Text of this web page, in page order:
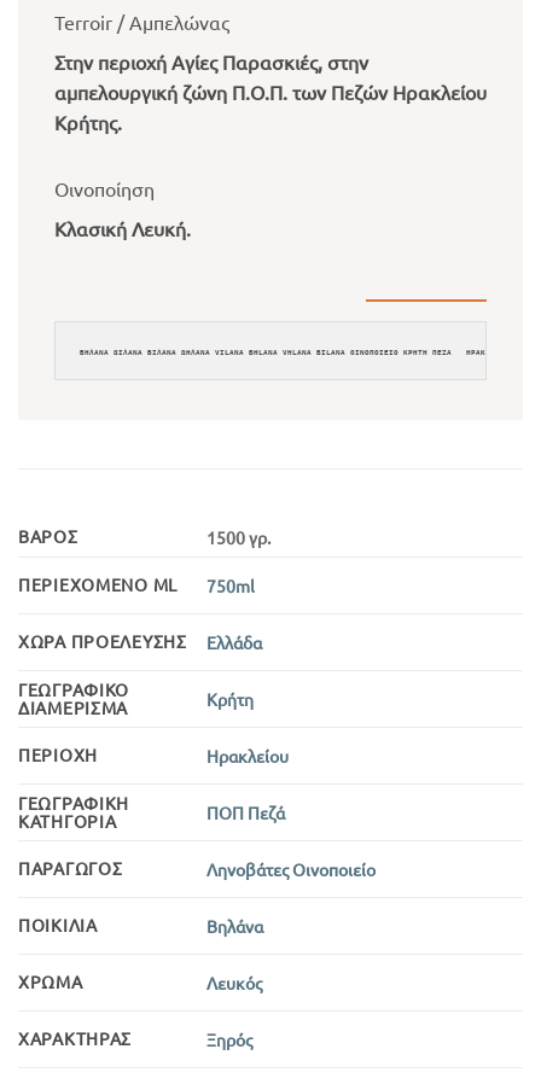
Terroir / Αμπελώνας
Στην περιοχή Αγίες Παρασκιές, στην
αμπελουργική ζώνη Π.Ο.Π. των Πεζών Ηρακλείου
Κρήτης.
Οινοποίηση
Κλασική Λευκή.
ΒΗΛΑΝΑ ΩΙΛΑΝΑ ΒΙΛΑΝΑ ΩΗΛΑΝΑ VILANA BHLANA VHLANA BILANA ΟΙΝΟΠΟΙΕΙΟ ΚΡΗΤΗ ΠΕΖΑ   ΗΡΑΚΛΕΙΟ ΞΗΡΟΣ
ΒΆΡΟΣ 1500 γρ.
ΠΕΡΙΕΧΌΜΕΝΟ ML 750ml
ΧΏΡΑ ΠΡΟΈΛΕΥΣΗΣ Ελλάδα
ΓΕΩΓΡΑΦΙΚΌ
ΔΙΑΜΈΡΙΣΜΑ
Κρήτη
ΠΕΡΙΟΧΉ Ηρακλείου
ΓΕΩΓΡΑΦΙΚΉ
ΚΑΤΗΓΟΡΊΑ
ΠΟΠ Πεζά
ΠΑΡΑΓΩΓΌΣ Ληνοβάτες Οινοποιείο
ΠΟΙΚΙΛΊΑ Βηλάνα
ΧΡΏΜΑ Λευκός
ΧΑΡΑΚΤΉΡΑΣ Ξηρός